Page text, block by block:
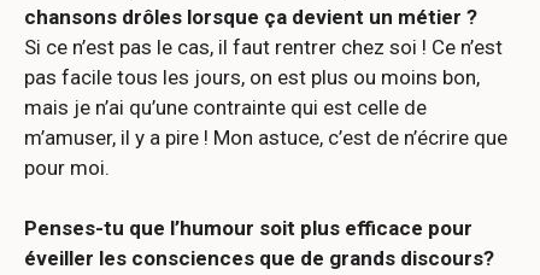
chansons drôles lorsque ça devient un métier ?
Si ce n’est pas le cas, il faut rentrer chez soi ! Ce n’est
pas facile tous les jours, on est plus ou moins bon,
mais je n’ai qu’une contrainte qui est celle de
m’amuser, il y a pire ! Mon astuce, c’est de n’écrire que
pour moi.
Penses-tu que l’humour soit plus efficace pour
éveiller les consciences que de grands discours?